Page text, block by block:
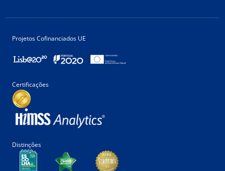
Projetos Cofinanciados UE
Certificações
Distinções